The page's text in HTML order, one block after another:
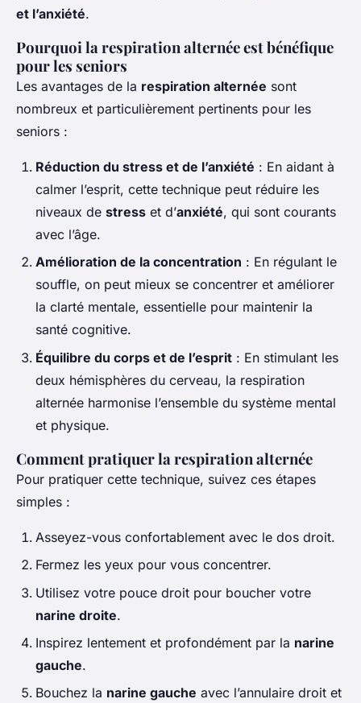
et l’anxiété.
Pourquoi la respiration alternée est bénéfique
pour les seniors
Les avantages de la respiration alternée sont
nombreux et particulièrement pertinents pour les
seniors :
Réduction du stress et de l’anxiété : En aidant à
calmer l’esprit, cette technique peut réduire les
niveaux de stress et d’anxiété, qui sont courants
avec l’âge.
Amélioration de la concentration : En régulant le
souffle, on peut mieux se concentrer et améliorer
la clarté mentale, essentielle pour maintenir la
santé cognitive.
Équilibre du corps et de l’esprit : En stimulant les
deux hémisphères du cerveau, la respiration
alternée harmonise l’ensemble du système mental
et physique.
Comment pratiquer la respiration alternée
Pour pratiquer cette technique, suivez ces étapes
simples :
Asseyez-vous confortablement avec le dos droit.
Fermez les yeux pour vous concentrer.
Utilisez votre pouce droit pour boucher votre
narine droite.
Inspirez lentement et profondément par la narine
gauche.
Bouchez la narine gauche avec l’annulaire droit et